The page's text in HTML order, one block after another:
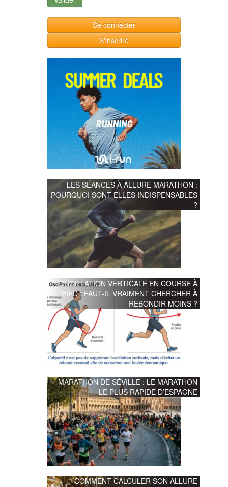
Se connecter
S'inscrire
LES SÉANCES À ALLURE MARATHON :
POURQUOI SONT-ELLES INDISPENSABLES
?
OSCILLATION VERTICALE EN COURSE À
PIED : FAUT-IL VRAIMENT CHERCHER À
REBONDIR MOINS ?
MARATHON DE SÉVILLE : LE MARATHON
LE PLUS RAPIDE D’ESPAGNE
COMMENT CALCULER SON ALLURE